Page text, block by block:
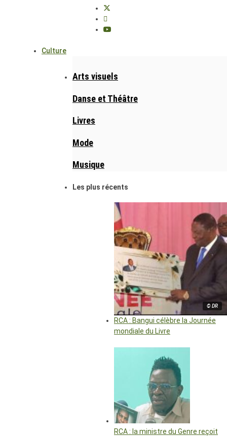
Culture
Arts visuels
Danse et Théâtre
Livres
Mode
Musique
Les plus récents
© DR
RCA : Bangui célèbre la Journée
mondiale du Livre
RCA : la ministre du Genre reçoit